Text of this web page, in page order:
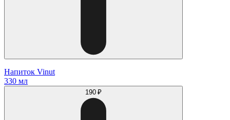
Напиток Vinut
330 мл
190 ₽